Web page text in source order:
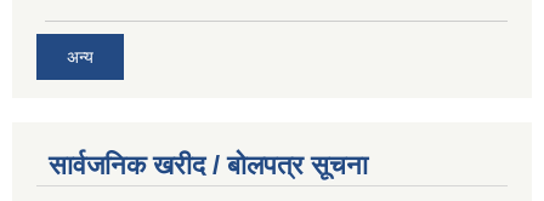
अन्य
सार्वजनिक खरीद / बोलपत्र सूचना